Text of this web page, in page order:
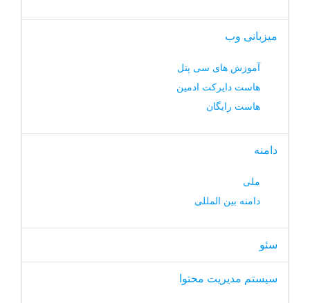
میزبانی وب
آموزش های سی پنل
هاست دایرکت ادمین
هاست رایگان
دامنه
ملی
دامنه بین المللی
سئو
سیستم مدیریت محتوا